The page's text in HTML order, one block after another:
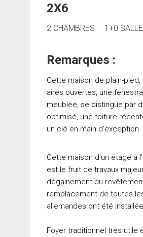
2X6
2 CHAMBRES 1+0
Remarques :
Cette maison de plain-
aires ouvertes, une
meublée, se distingue par
optimisé, une toiture
un clé en main d'exception.
Cette maison d'un étage à
est le fruit de travaux
dégainement du
remplacement de toutes
allemandes ont été
Foyer traditionnel très utile